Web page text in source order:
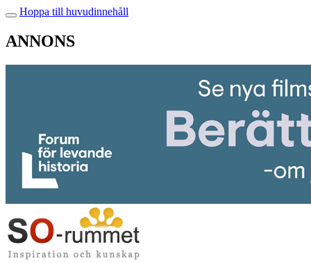
Hoppa till huvudinnehåll
ANNONS